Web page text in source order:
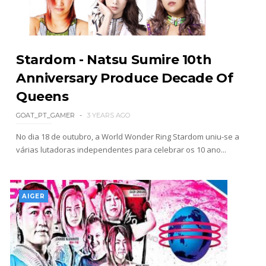
Drama no SummerSlam 2026: WWE esteve perto
lesão grave no ombro
SCSA867 - Aug 07 2026
WWE: Nikki Bella não quer continuar na WWE
SCSA867-Aug 07 2026
AEW: Samoa Joe faz tease de regresso no All In
SCSA867-Aug 07 2026
Stardom - Natsu Sumire 10th
Anniversary Produce Decade Of
Queens
GOAT_PT_GAMER 3 YEARS AGO
No dia 18 de outubro, a World Wonder Ring Stardom uniu-se a
várias lutadoras independentes para celebrar os 10 ano...
AIGER